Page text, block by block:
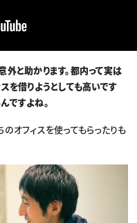
と助かります。都内って実は
を借りようとしても高いです
ですよね。
オフィスを使ってもらったりも